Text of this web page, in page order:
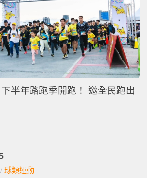
半年路跑季開跑！ 邀全民跑出
/ 球類運動